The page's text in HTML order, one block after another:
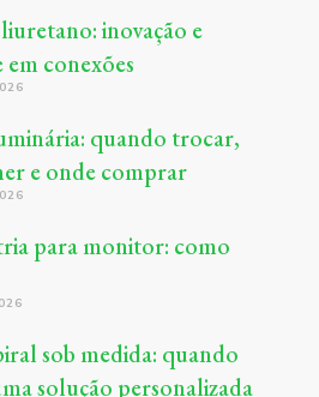
inovação e
conexões
quando trocar,
e onde comprar
para monitor: como
sob medida: quando
solução personalizada